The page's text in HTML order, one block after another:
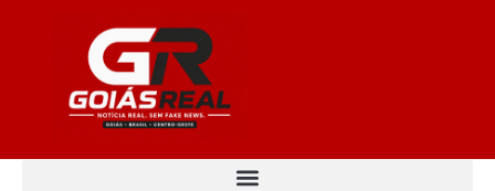
conteúdo